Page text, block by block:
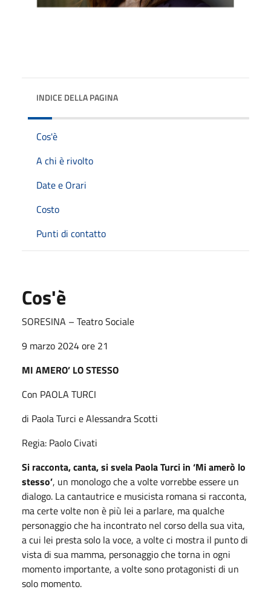
INDICE DELLA PAGINA
Cos'è
A chi è rivolto
Date e Orari
Costo
Punti di contatto
Cos'è
SORESINA – Teatro Sociale
9 marzo 2024 ore 21
MI AMERO’ LO STESSO
Con PAOLA TURCI
di Paola Turci e Alessandra Scotti
Regia: Paolo Civati
Si racconta, canta, si svela Paola Turci in ‘Mi amerò lo
stesso’, un monologo che a volte vorrebbe essere un
dialogo. La cantautrice e musicista romana si racconta,
ma certe volte non è più lei a parlare, ma qualche
personaggio che ha incontrato nel corso della sua vita,
a cui lei presta solo la voce, a volte ci mostra il punto di
vista di sua mamma, personaggio che torna in ogni
momento importante, a volte sono protagonisti di un
solo momento.